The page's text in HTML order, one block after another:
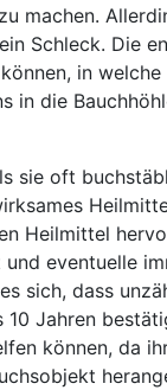
machen.
Schleck. Die
in
in die
sie oft
Heilmittel
eventuelle
sich, dass
10 Jahren
können, da